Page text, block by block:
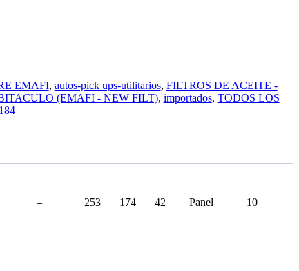
EMAFI, autos-pick ups-utilitarios, FILTROS DE ACEITE -
(EMAFI - NEW FILT), importados, TODOS LOS
– 253 174 42 Panel 10